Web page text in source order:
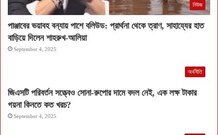
নিউজ
পাঞ্জাবের ভয়াবহ বন্যায় পাশে বলিউড: প্রার্থনা থেকে ত্রাণ, সাহায্যের হাত
বাড়িয়ে দিলেন শাহরুখ-আলিয়া
September 4, 2025
অর্থনীতি
জিএসটি পরিবর্তন সত্ত্বেও সোনা-রুপোর দামে বদল নেই, এক লক্ষ টাকার
গয়না কিনতে কত খরচ?
September 4, 2025